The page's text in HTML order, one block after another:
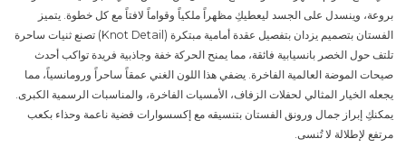
بروعة، وينسدل على الجسد ليعطيكِ مظهراً ملكياً وقواماً لافتاً مع كل خطوة. يتميز
الفستان بتصميم يزدان بتفصيل عقدة أمامية مبتكرة (Knot Detail) تصنع ثنيات ساحرة
تلتف حول الخصر بانسيابية فائقة، مما يمنح الحركة خفة وجاذبية فريدة تواكب أحدث
صيحات الموضة العالمية الفاخرة. يضفي هذا اللون الغني عمقاً ساحراً ورومانسياً، مما
يجعله الخيار المثالي لحفلات الزفاف، الأمسيات الفاخرة، والمناسبات الرسمية الكبرى.
يمكنكِ إبراز جمال ورونق الفستان بتنسيقه مع إكسسوارات فضية ناعمة وحذاء بكعب
مرتفع لإطلالة لا تُنسى.